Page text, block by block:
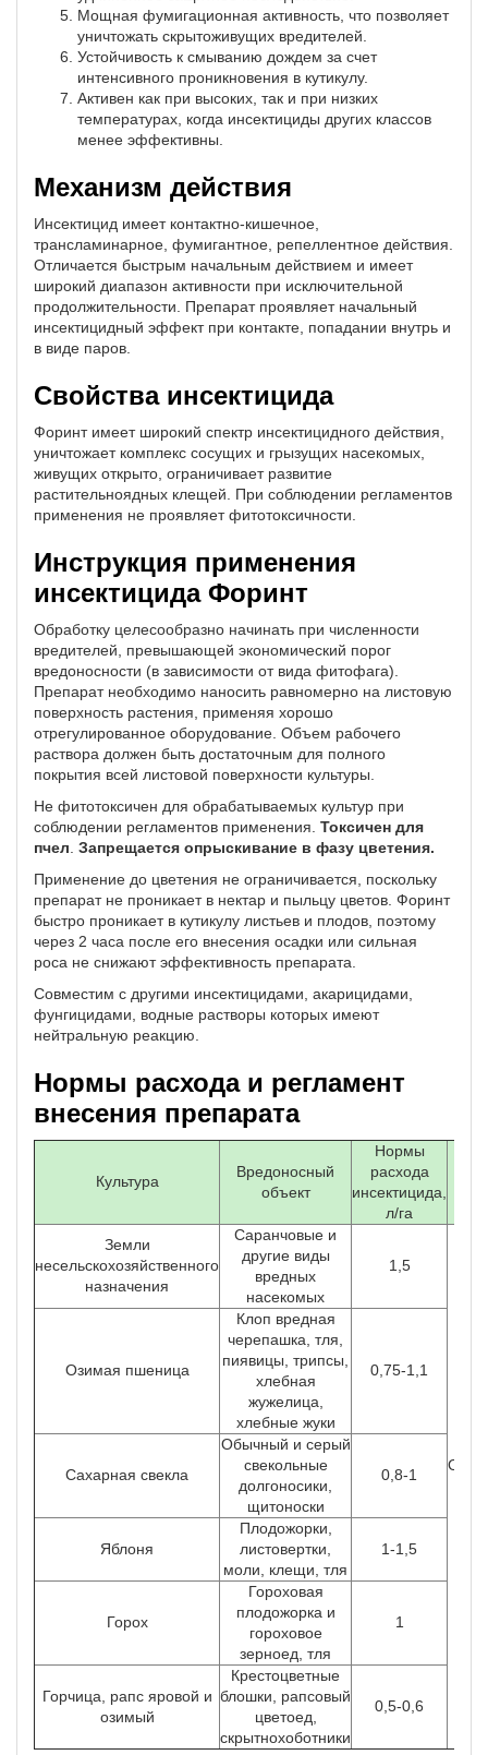
Мощная фумигационная активность, что позволяет
уничтожать скрытоживущих вредителей.
Устойчивость к смыванию дождем за счет
интенсивного проникновения в кутикулу.
Активен как при высоких, так и при низких
температурах, когда инсектициды других классов
менее эффективны.
Механизм действия
Инсектицид имеет контактно-кишечное,
трансламинарное, фумигантное, репеллентное действия.
Отличается быстрым начальным действием и имеет
широкий диапазон активности при исключительной
продолжительности. Препарат проявляет начальный
инсектицидный эффект при контакте, попадании внутрь и
в виде паров.
Свойства инсектицида
Форинт имеет широкий спектр инсектицидного действия,
уничтожает комплекс сосущих и грызущих насекомых,
живущих открыто, ограничивает развитие
растительноядных клещей. При соблюдении регламентов
применения не проявляет фитотоксичности.
Инструкция применения
инсектицида Форинт
Обработку целесообразно начинать при численности
вредителей, превышающей экономический порог
вредоносности (в зависимости от вида фитофага).
Препарат необходимо наносить равномерно на листовую
поверхность растения, применяя хорошо
отрегулированное оборудование. Объем рабочего
раствора должен быть достаточным для полного
покрытия всей листовой поверхности культуры.
Не фитотоксичен для обрабатываемых культур при
соблюдении регламентов применения. Токсичен для
пчел Запрещается опрыскивание в фазу цветения.
Применение до цветения не ограничивается, поскольку
препарат не проникает в нектар и пыльцу цветов. Форинт
быстро проникает в кутикулу листьев и плодов, поэтому
через 2 часа после его внесения осадки или сильная
роса не снижают эффективность препарата.
Совместим с другими инсектицидами, акарицидами,
фунгицидами, водные растворы которых имеют
нейтральную реакцию.
Нормы расхода и регламент
внесения препарата
Культура
Вредоносный
объект
Нормы
расхода
инсектицида,
л/га
Земли
несельскохозяйственного
назначения
Саранчовые и
другие виды
вредных
насекомых
1,5
Озимая пшеница
Клоп вредная
черепашка, тля,
пиявицы, трипсы,
хлебная
жужелица,
хлебные жуки
0,75-1,1
Сахарная свекла
Обычный и серый
свекольные
долгоносики,
щитоноски
0,8-1
Яблоня
Плодожорки,
листовертки,
моли, клещи, тля
1-1,5
Горох
Гороховая
плодожорка и
гороховое
зерноед, тля
1
Горчица, рапс яровой и
озимый
Крестоцветные
блошки, рапсовый
цветоед,
скрытнохоботники
0,5-0,6